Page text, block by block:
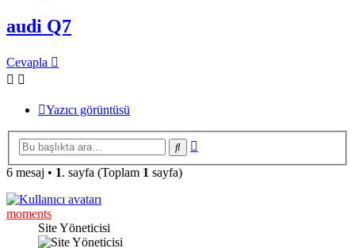
audi Q7
Cevapla
Yazıcı görüntüsü
Ara
6 mesaj • 1. sayfa (Toplam 1 sayfa)
moments
Site Yöneticisi